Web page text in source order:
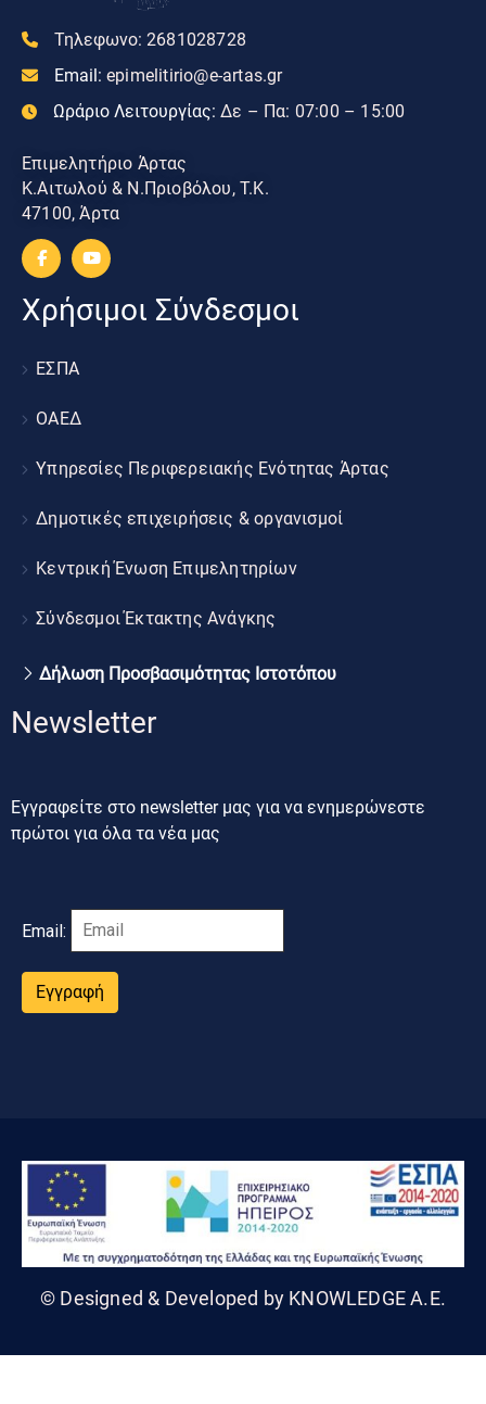
Τηλεφωνο: 2681028728
Email: epimelitirio@e-artas.gr
Ωράριο Λειτουργίας: Δε – Πα: 07:00 – 15:00
Επιμελητήριο Άρτας
Κ.Αιτωλού & Ν.Πριοβόλου, Τ.Κ.
47100, Άρτα
Χρήσιμοι Σύνδεσμοι
ΕΣΠΑ
ΟΑΕΔ
Υπηρεσίες Περιφερειακής Ενότητας Άρτας
Δημοτικές επιχειρήσεις & οργανισμοί
Κεντρική Ένωση Επιμελητηρίων
Σύνδεσμοι Έκτακτης Ανάγκης
Δήλωση Προσβασιμότητας Ιστοτόπου
Newsletter
Εγγραφείτε στο newsletter μας για να ενημερώνεστε
πρώτοι για όλα τα νέα μας
Email:
Εγγραφή
© Designed & Developed by KNOWLEDGE A.E.